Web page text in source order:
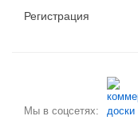
Регистрация
Мы в соцсетях: